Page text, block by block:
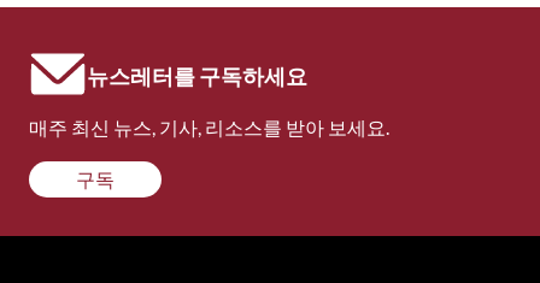
뉴스레터를 구독하세요
매주 최신 뉴스, 기사, 리소스를 받아 보세요.
구독